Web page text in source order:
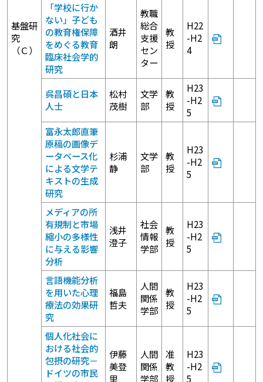
基盤研
究
（Ｃ）
「学校に行か
ない」子ども
の教育権保障
をめぐる教育
臨床社会学的
研究
酒井
朗
教職
総合
支援
セン
ター
教
授
H22
-H2
4
呉昌碩と日本
人士
松村
茂樹
文学
部
教
授
H23
-H2
5
富永太郎直筆
原稿の画像デ
ータベース化
による文学テ
キストの生成
研究
杉浦
静
文学
部
教
授
H23
-H2
5
メディアの所
有規制と市場
縮小の多様性
に与える影響
分析
浅井
澄子
社会
情報
学部
教
授
H23
-H2
5
言語機能分析
を用いた心理
療法の効果研
究
福島
哲夫
人間
関係
学部
教
授
H23
-H2
5
個人化社会に
おける社会的
包摂の研究－
ドイツの市民
伊藤
美登
里
人間
関係
学部
准
教
授
H23
-H2
5